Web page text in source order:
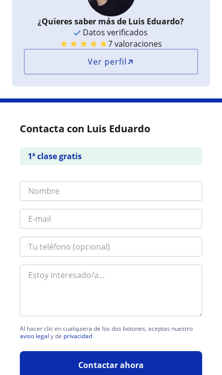
¿Quieres saber más de Luis Eduardo?
Datos verificados
★★★★★7 valoraciones
Ver perfil
Contacta con Luis Eduardo
1ª clase gratis
Al hacer clic en cualquiera de los dos botones, aceptas nuestro
aviso legal y de privacidad
Contactar ahora